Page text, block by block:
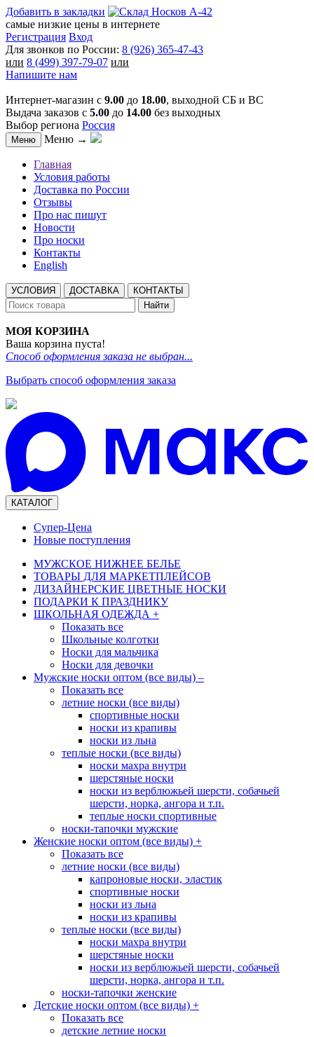
Добавить в закладки
самые низкие цены в интернете
Регистрация Вход
Для звонков по России: 8 (926) 365-47-43
или 8 (499) 397-79-07 или
Напишите нам
Интернет-магазин с 9.00 до 18.00, выходной СБ и ВС
Выдача заказов с 5.00 до 14.00 без выходных
Выбор региона Россия
Меню Меню →
Главная
Условия работы
Доставка по России
Отзывы
Про нас пишут
Новости
Про носки
Контакты
English
УСЛОВИЯ ДОСТАВКА
КОНТАКТЫ
Найти
МОЯ КОРЗИНА
Ваша корзина пуста!
Способ оформления заказа не выбран...
Выбрать способ оформления заказа
КАТАЛОГ
Супер-Цена
Новые поступления
МУЖСКОЕ НИЖНЕЕ БЕЛЬЕ
ТОВАРЫ ДЛЯ МАРКЕТПЛЕЙСОВ
ДИЗАЙНЕРСКИЕ ЦВЕТНЫЕ НОСКИ
ПОДАРКИ К ПРАЗДНИКУ
ШКОЛЬНАЯ ОДЕЖДА +
Показать все
Школьные колготки
Носки для мальчика
Носки для девочки
Мужские носки оптом (все виды) –
Показать все
летние носки (все виды)
спортивные носки
носки из крапивы
носки из льна
теплые носки (все виды)
носки махра внутри
шерстяные носки
носки из верблюжьей шерсти, собачьей
шерсти, норка, ангора и т.п.
теплые носки спортивные
носки-тапочки мужские
Женские носки оптом (все виды) +
Показать все
летние носки (все виды)
капроновые носки, эластик
спортивные носки
носки из льна
носки из крапивы
теплые носки (все виды)
носки махра внутри
шерстяные носки
носки из верблюжьей шерсти, собачьей
шерсти, норка, ангора и т.п.
носки-тапочки женские
Детские носки оптом (все виды) +
Показать все
детские летние носки